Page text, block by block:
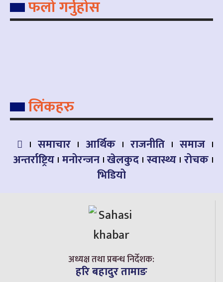
फलो गर्नुहोस
लिंकहरु
समाचार आर्थिक राजनीति
समाज
अन्तर्राष्ट्रिय मनोरन्जन खेलकुद स्वास्थ्य रोचक
भिडियो
अध्यक्ष तथा प्रबन्ध निर्देशक:
हरि बहादुर तामाङ